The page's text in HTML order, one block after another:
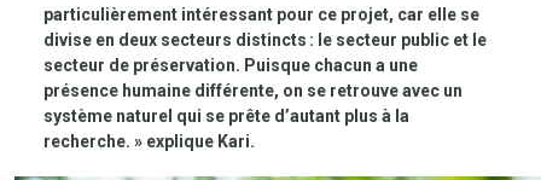
particulièrement intéressant pour ce projet, car elle se
divise en deux secteurs distincts : le secteur public et le
secteur de préservation. Puisque chacun a une
présence humaine différente, on se retrouve avec un
système naturel qui se prête d’autant plus à la
recherche. » explique Kari.